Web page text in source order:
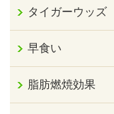
タイガーウッズ
早食い
脂肪燃焼効果